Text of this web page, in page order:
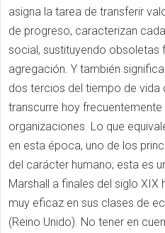
asigna la tarea de transferir
de progreso, caracterizan
social, sustituyendo obsoletas
agregación. Y también
dos tercios del tiempo de vida
transcurre hoy frecuentemente
organizaciones. Lo que
en esta época, uno de los
del carácter humano; esta es
Marshall a finales del siglo
muy eficaz en sus clases de
(Reino Unido). No tener en